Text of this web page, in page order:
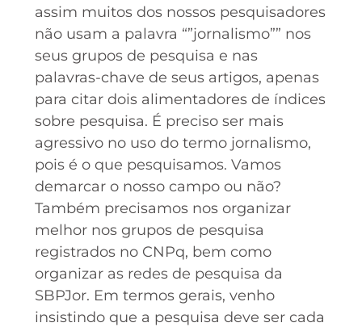
assim muitos dos nossos pesquisadores
não usam a palavra “”jornalismo”” nos
seus grupos de pesquisa e nas
palavras-chave de seus artigos, apenas
para citar dois alimentadores de índices
sobre pesquisa. É preciso ser mais
agressivo no uso do termo jornalismo,
pois é o que pesquisamos. Vamos
demarcar o nosso campo ou não?
Também precisamos nos organizar
melhor nos grupos de pesquisa
registrados no CNPq, bem como
organizar as redes de pesquisa da
SBPJor. Em termos gerais, venho
insistindo que a pesquisa deve ser cada